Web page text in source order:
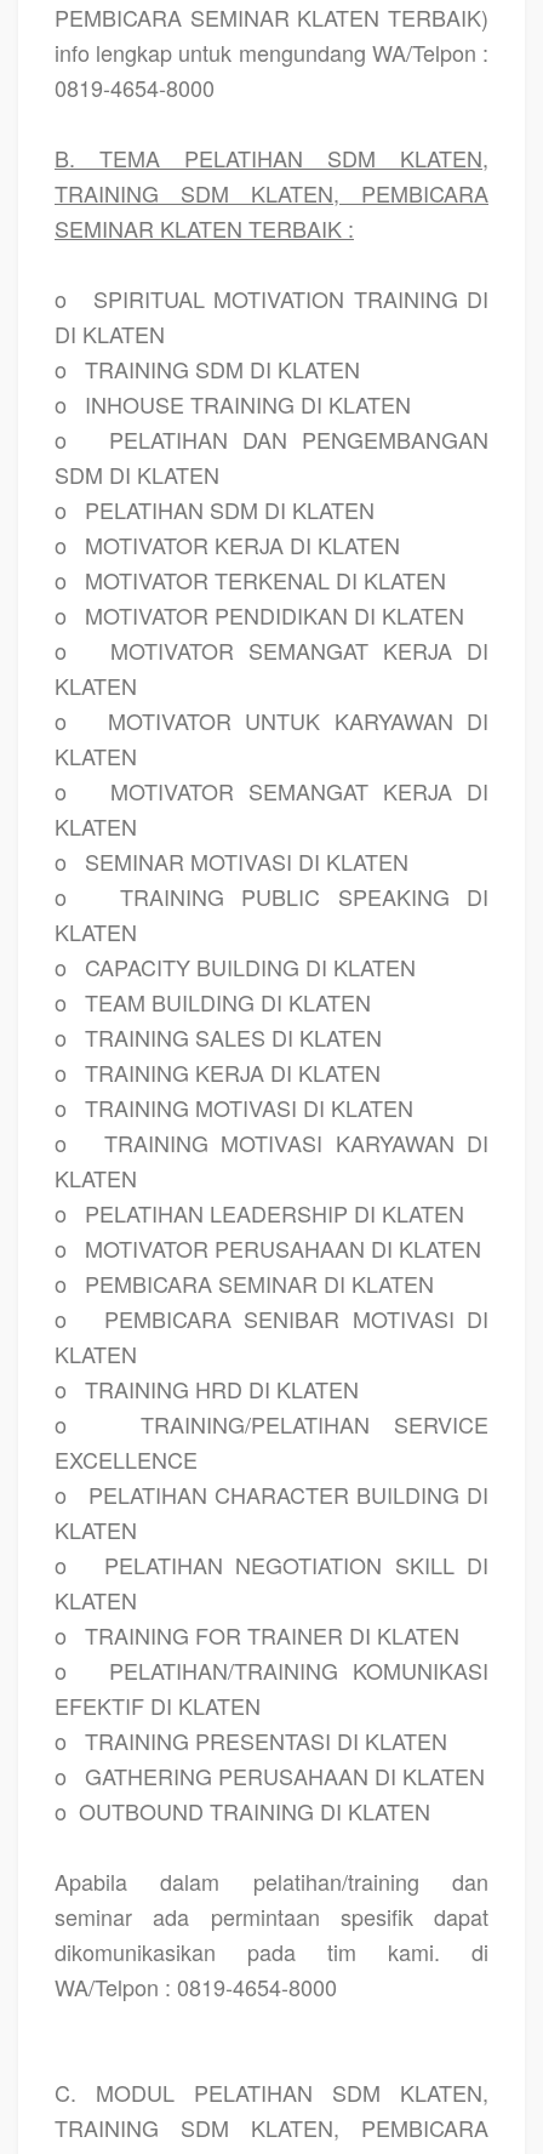
PEMBICARA SEMINAR KLATEN TERBAIK)
info lengkap untuk mengundang WA/Telpon :
0819-4654-8000
B. TEMA PELATIHAN SDM KLATEN,
TRAINING SDM KLATEN, PEMBICARA
SEMINAR KLATEN TERBAIK :
o
SPIRITUAL MOTIVATION TRAINING DI
DI KLATEN
o
TRAINING SDM DI KLATEN
o
INHOUSE TRAINING DI KLATEN
o
PELATIHAN DAN PENGEMBANGAN
SDM DI KLATEN
o
PELATIHAN SDM DI KLATEN
o
MOTIVATOR KERJA DI KLATEN
o
MOTIVATOR TERKENAL DI KLATEN
o
MOTIVATOR PENDIDIKAN DI KLATEN
o
MOTIVATOR SEMANGAT KERJA DI
KLATEN
o
MOTIVATOR UNTUK KARYAWAN DI
KLATEN
o
MOTIVATOR SEMANGAT KERJA DI
KLATEN
o
SEMINAR MOTIVASI DI KLATEN
o
TRAINING PUBLIC SPEAKING DI
KLATEN
o
CAPACITY BUILDING DI KLATEN
o
TEAM BUILDING DI KLATEN
o
TRAINING SALES DI KLATEN
o
TRAINING KERJA DI KLATEN
o
TRAINING MOTIVASI DI KLATEN
o
TRAINING MOTIVASI KARYAWAN DI
KLATEN
o
PELATIHAN LEADERSHIP DI KLATEN
o
MOTIVATOR PERUSAHAAN DI KLATEN
o
PEMBICARA SEMINAR DI KLATEN
o
PEMBICARA SENIBAR MOTIVASI DI
KLATEN
o
TRAINING HRD DI KLATEN
o
TRAINING/PELATIHAN SERVICE
EXCELLENCE
o
PELATIHAN CHARACTER BUILDING DI
KLATEN
o
PELATIHAN NEGOTIATION SKILL DI
KLATEN
o
TRAINING FOR TRAINER DI KLATEN
o
PELATIHAN/TRAINING KOMUNIKASI
EFEKTIF DI KLATEN
o
TRAINING PRESENTASI DI KLATEN
o
GATHERING PERUSAHAAN DI KLATEN
o OUTBOUND TRAINING DI KLATEN
Apabila dalam pelatihan/training dan
seminar ada permintaan spesifik dapat
dikomunikasikan pada tim kami. di
WA/Telpon : 0819-4654-8000
C. MODUL PELATIHAN SDM KLATEN,
TRAINING SDM KLATEN, PEMBICARA